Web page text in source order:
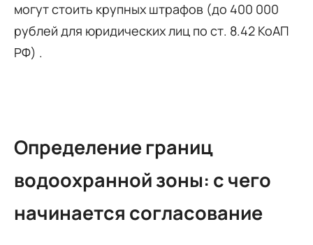
могут стоить крупных штрафов (до 400 000
рублей для юридических лиц по ст. 8.42 КоАП
РФ) .
Определение границ
водоохранной зоны: с чего
начинается согласование